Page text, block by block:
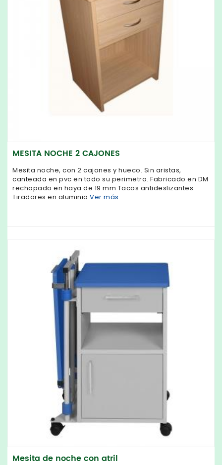
MESITA NOCHE 2 CAJONES
Mesita noche, con 2 cajones y hueco. Sin aristas,
canteada en pvc en todo su perimetro. Fabricado en DM
rechapado en haya de 19 mm Tacos antideslizantes.
Tiradores en aluminio Ver más
Mesita de noche con atril